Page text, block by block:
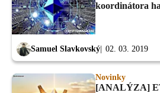
koordinátora
Samuel Slavkovský 02. 03. 2019
Novinky
[ANALÝZA]